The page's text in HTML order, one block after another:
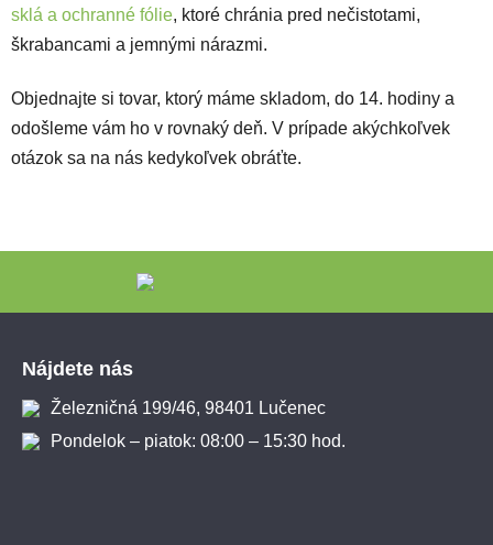
sklá a ochranné fólie, ktoré chránia pred nečistotami,
škrabancami a jemnými nárazmi.
Objednajte si tovar, ktorý máme skladom, do 14. hodiny a
odošleme vám ho v rovnaký deň. V prípade akýchkoľvek
otázok sa na nás kedykoľvek obráťte.
Nájdete nás
Železničná 199/46, 98401 Lučenec
Pondelok – piatok: 08:00 – 15:30 hod.